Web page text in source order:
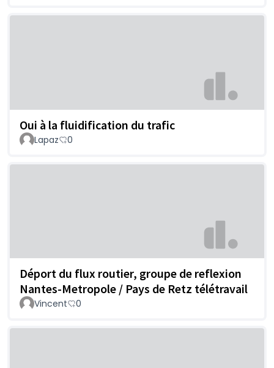
Oui à la fluidification du trafic
Lapaz 0
Déport du flux routier, groupe de reflexion
Nantes-Metropole / Pays de Retz télétravail
Vincent 0